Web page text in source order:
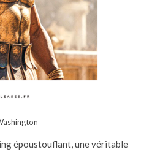
époustouflant, une véritable